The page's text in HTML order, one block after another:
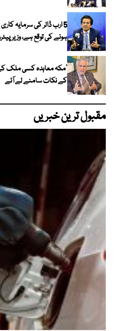
5 ارب ڈالر کی سرمایہ
ہونے کی توقع ہے، وزیر
‘مکہ معاہدہ کسی ملک
کے نکات سامنے لے آئے
مقبول ترین خبریں